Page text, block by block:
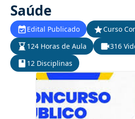
Saúde
Edital Publicado
Curso
124 Horas de Aula
316
12 Disciplinas